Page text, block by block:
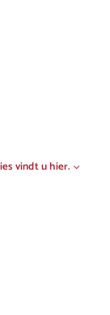
vindt u hier.